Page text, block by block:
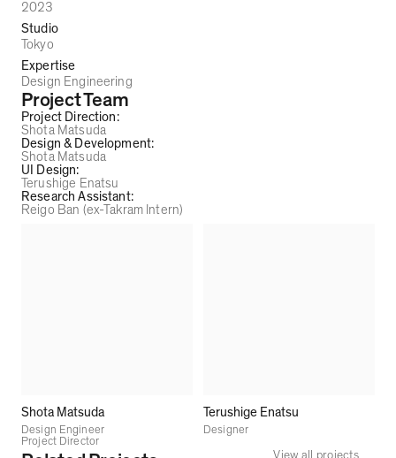
2023
Studio
Tokyo
Expertise
Design Engineering
Project Team
Project Direction :
Shota Matsuda
Design & Development:
Shota Matsuda
UI Design:
Terushige Enatsu
Research Assistant:
Reigo Ban (ex-Takram Intern)
Shota Matsuda
Design Engineer
Project Director
Terushige Enatsu
Designer